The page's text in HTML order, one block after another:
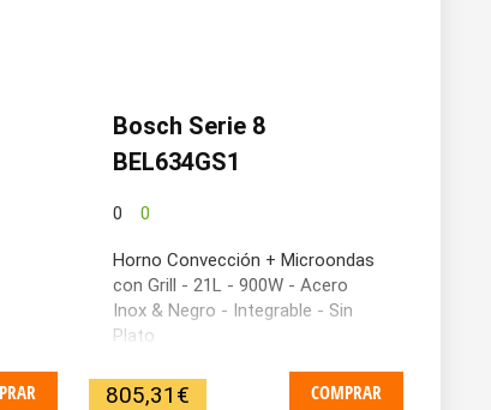
Bosch Serie 8
BEL634GS1
0 0
Horno Convección + Microondas
con Grill - 21L - 900W - Acero
Inox & Negro - Integrable - Sin
Plato
805,31 € COMPRAR